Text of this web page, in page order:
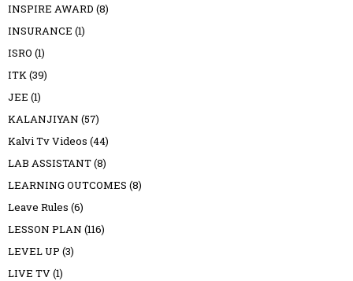
INSPIRE AWARD (8)
INSURANCE (1)
ISRO (1)
ITK(39)
JEE (1)
KALANJIYAN (57)
Kalvi Tv Videos (44)
LAB ASSISTANT(8)
LEARNING OUTCOMES (8)
Leave Rules (6)
LESSON PLAN (116)
LEVEL UP (3)
LIVE TV(1)